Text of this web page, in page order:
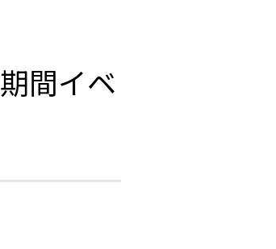
間イベ